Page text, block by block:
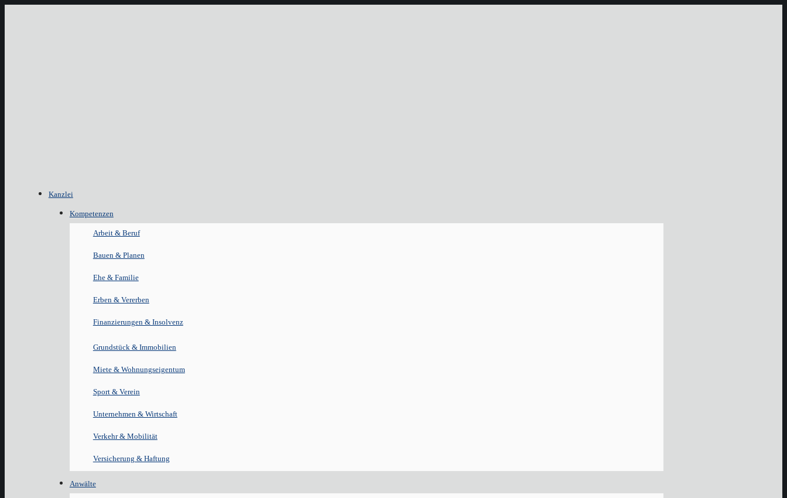
Kanzlei
Kompetenzen
Arbeit & Beruf
Bauen & Planen
Ehe & Familie
Erben & Vererben
Finanzierungen & Insolvenz
Grundstück & Immobilien
Miete & Wohnungseigentum
Sport & Verein
Unternehmen & Wirtschaft
Verkehr & Mobilität
Versicherung & Haftung
Anwälte